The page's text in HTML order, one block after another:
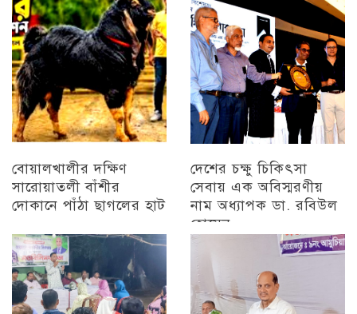
বিজয় মিছিল
চট্টগ্রাম
বোয়ালখালীর দক্ষিণ
সারোয়াতলী বাঁশীর
দোকানে পাঁঠা ছাগলের হাট
চট্টগ্রাম
দেশের চক্ষু চিকিৎসা
সেবায় এক অবিস্মরণীয়
নাম অধ্যাপক ডা. রবিউল
হোসেন